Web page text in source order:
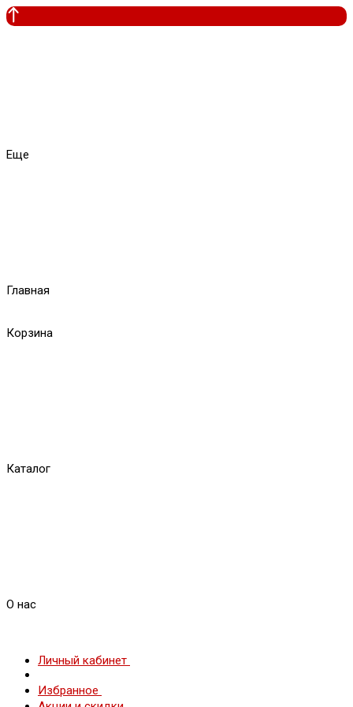
Еще
Главная
Корзина
Каталог
О нас
Личный кабинет
Избранное